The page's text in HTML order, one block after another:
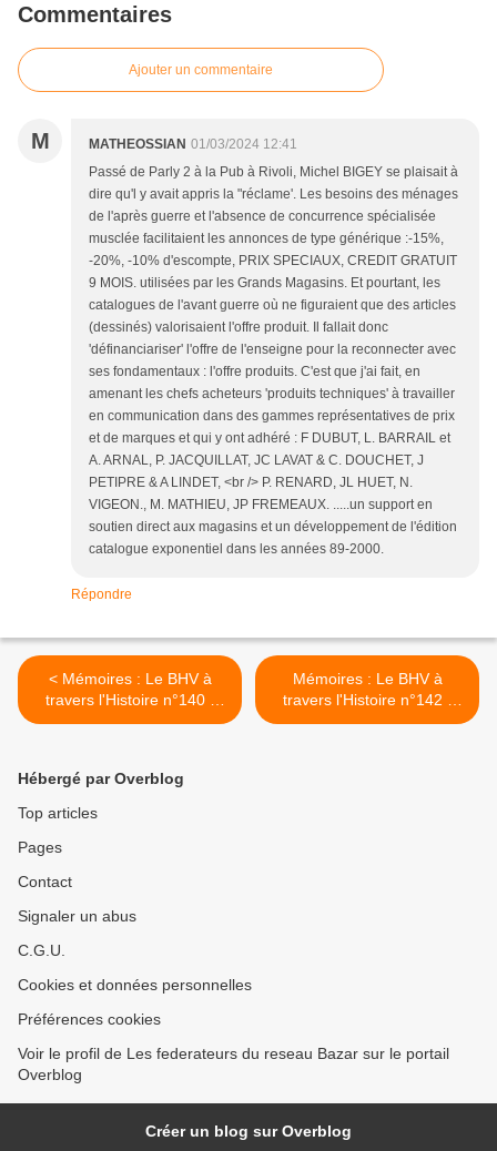
Commentaires
Ajouter un commentaire
M MATHEOSSIAN 01/03/2024 12:41
Passé de Parly 2 à la Pub à Rivoli, Michel BIGEY se plaisait à
dire qu'l y avait appris la "réclame'. Les besoins des ménages
de l'après guerre et l'absence de concurrence spécialisée
musclée facilitaient les annonces de type générique :-15%,
-20%, -10% d'escompte, PRIX SPECIAUX, CREDIT GRATUIT
9 MOIS. utilisées par les Grands Magasins. Et pourtant, les
catalogues de l'avant guerre où ne figuraient que des articles
(dessinés) valorisaient l'offre produit. Il fallait donc
'définanciariser' l'offre de l'enseigne pour la reconnecter avec
ses fondamentaux : l'offre produits. C'est que j'ai fait, en
amenant les chefs acheteurs 'produits techniques' à travailler
en communication dans des gammes représentatives de prix
et de marques et qui y ont adhéré : F DUBUT, L. BARRAIL et
A. ARNAL, P. JACQUILLAT, JC LAVAT & C. DOUCHET, J
PETIPRE & A LINDET, <br /> P. RENARD, JL HUET, N.
VIGEON., M. MATHIEU, JP FREMEAUX. .....un support en
soutien direct aux magasins et un développement de l'édition
catalogue exponentiel dans les années 89-2000.
Répondre
< Mémoires : Le BHV à
travers l'Histoire n°140 :
1989 partie 2/2
Mémoires : Le BHV à
travers l'Histoire n°142 :
1990 2eme semestre >
Hébergé par Overblog
Top articles
Pages
Contact
Signaler un abus
C.G.U.
Cookies et données personnelles
Préférences cookies
Voir le profil de Les federateurs du reseau Bazar sur le portail
Overblog
Créer un blog sur Overblog